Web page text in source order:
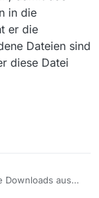
in die
er die
Dateien sind
diese Datei
Downloads aus